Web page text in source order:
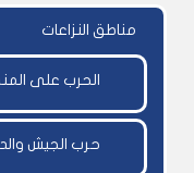
مناطق النزاعات
الحرب على
حرب الجيش